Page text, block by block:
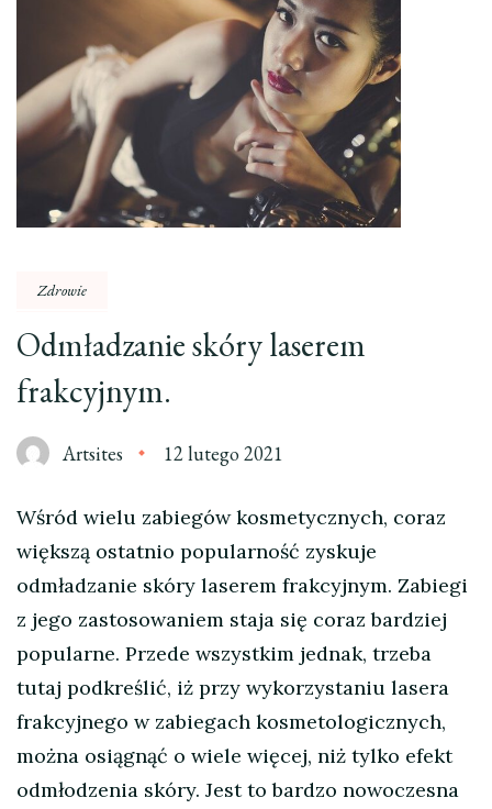
Zdrowie
Odmładzanie skóry laserem
frakcyjnym.
Artsites 12 lutego 2021
Wśród wielu zabiegów kosmetycznych, coraz
większą ostatnio popularność zyskuje
odmładzanie skóry laserem frakcyjnym. Zabiegi
z jego zastosowaniem staja się coraz bardziej
popularne. Przede wszystkim jednak, trzeba
tutaj podkreślić, iż przy wykorzystaniu lasera
frakcyjnego w zabiegach kosmetologicznych,
można osiągnąć o wiele więcej, niż tylko efekt
odmłodzenia skóry. Jest to bardzo nowoczesna